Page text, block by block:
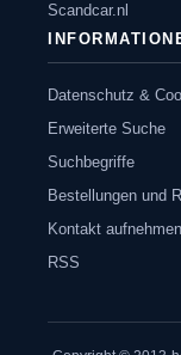
Scandcar.nl
Datenschutz &
Erweiterte Suche
Suchbegriffe
Bestellungen und
Kontakt aufnehmen
RSS